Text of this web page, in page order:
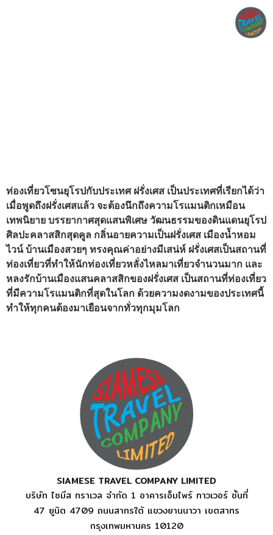
ท่องเที่ยวโซนยุโรปกับประเทศ ฝรั่งเศส เป็นประเทศที่เรียกได้ว่า
เมื่อพูดถึงฝรั่งเศสแล้ว จะต้องนึกถึงความโรแมนติกเหมือน
เทพนิยาย บรรยากาศสุดแสนพิเศษ วัฒนธรรมของดินแดนยุโรป
ศิลปะคลาสสิกสุดคูล กลิ่นอายความเป็นฝรั่งเศส เมืองน้ำหอม
ไวน์ บ้านเมืองสวยๆ ทรงคุณค่าอย่างมีเสน่ห์ ฝรั่งเศสเป็นสถานที่
ท่องเที่ยวที่ทำให้นักท่องเที่ยวหลั่งไหลมาเที่ยวจำนวนมาก และ
หลงรักบ้านเมืองแสนคลาสสิกของฝรั่งเศส เป็นสถานที่ท่องเที่ยว
ที่มีความโรแมนติกที่สุดในโลก ด้วยความงดงามของประเทศนี้
ทำให้ทุกคนต้องมาเยือนจากทั่วทุกมุมโลก
SIAMESE TRAVEL COMPANY LIMITED
บริษัท ไซมีส ทราเวล จำกัด 1 อาคารเอ็มไพร์ ทาวเวอร์ ชั้นที่
47 ยูนิต 4709 ถนนสาทรใต้ แขวงยานนาวา เขตสาทร
กรุงเทพมหานคร 10120